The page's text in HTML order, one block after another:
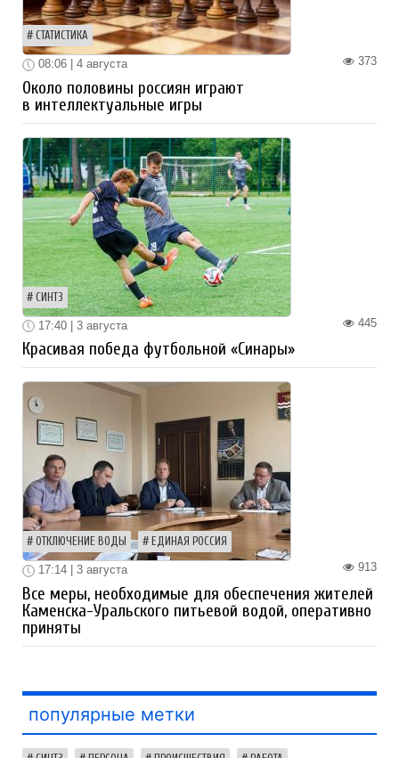
СТАТИСТИКА
373
08:06 | 4 августа
Около половины россиян играют
в интеллектуальные игры
СИНТЗ
445
17:40 | 3 августа
Красивая победа футбольной «Синары»
ОТКЛЮЧЕНИЕ ВОДЫ ЕДИНАЯ РОССИЯ
913
17:14 | 3 августа
Все меры, необходимые для обеспечения жителей
Каменска-Уральского питьевой водой, оперативно
приняты
популярные метки